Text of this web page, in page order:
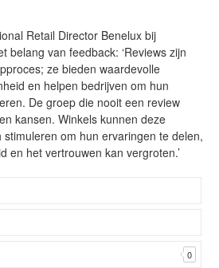
Retail Director Benelux bij
belang van feedback: ‘Reviews zijn
ze bieden waardevolle
en helpen bedrijven om hun
De groep die nooit een review
kansen. Winkels kunnen deze
om hun ervaringen te delen,
en het vertrouwen kan vergroten.’
0